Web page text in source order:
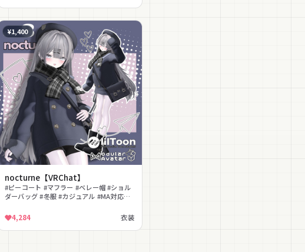
¥1,400
nocturne【VRChat】
#ピーコート #マフラー #ベレー帽 #ショル
ダーバッグ #冬服 #カジュアル #MA対応
ン4,284 衣装